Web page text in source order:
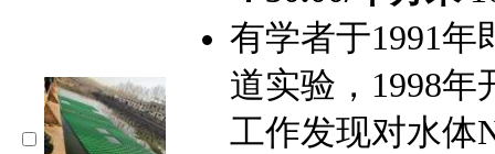
有学者于1991
道实验，1998
工作发现对水体